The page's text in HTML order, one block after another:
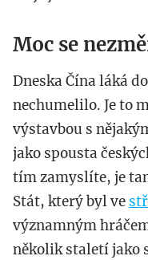
Moc se
Dneska Čína láká
nechumelilo. Je to
výstavbou s
jako spousta
tím zamyslíte, je
Stát, který byl ve
významným
několik staletí jako